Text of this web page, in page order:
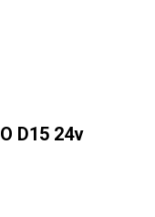
D15 24v